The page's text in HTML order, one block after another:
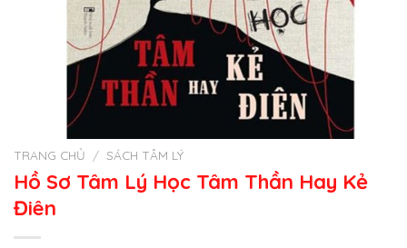
TRANG CHỦ / SÁCH TÂM LÝ
Hồ Sơ Tâm Lý Học Tâm Thần Hay Kẻ
Điên